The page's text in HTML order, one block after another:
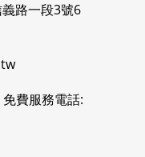
路一段3號6
費服務電話: